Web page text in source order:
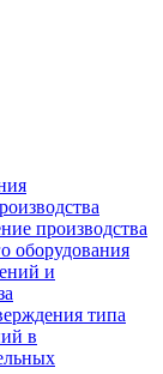
производства
оборудования
и
типа
в